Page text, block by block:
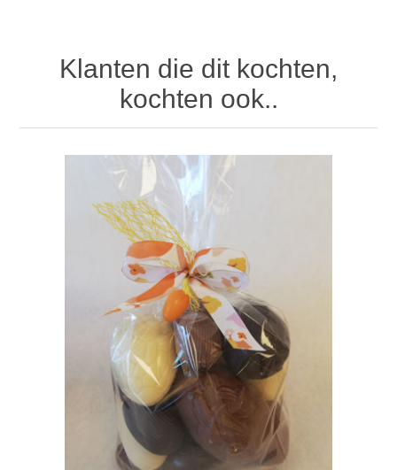
Klanten die dit kochten,
kochten ook..